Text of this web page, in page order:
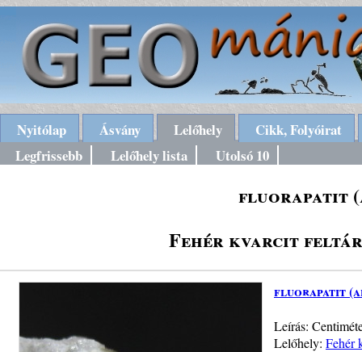
Nyitólap Ásvány Lelőhely
Cikk, Folyóirat
Legfrissebb
Lelőhely lista Utolsó 10
fluorapatit
Fehér kvarcit
fluorapatit
Leírás:
Lelőhely: Fehér